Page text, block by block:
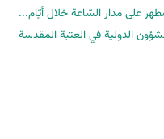
على مدار السّاعة خلال أيّام...
الدولية في العتبة المقدسة